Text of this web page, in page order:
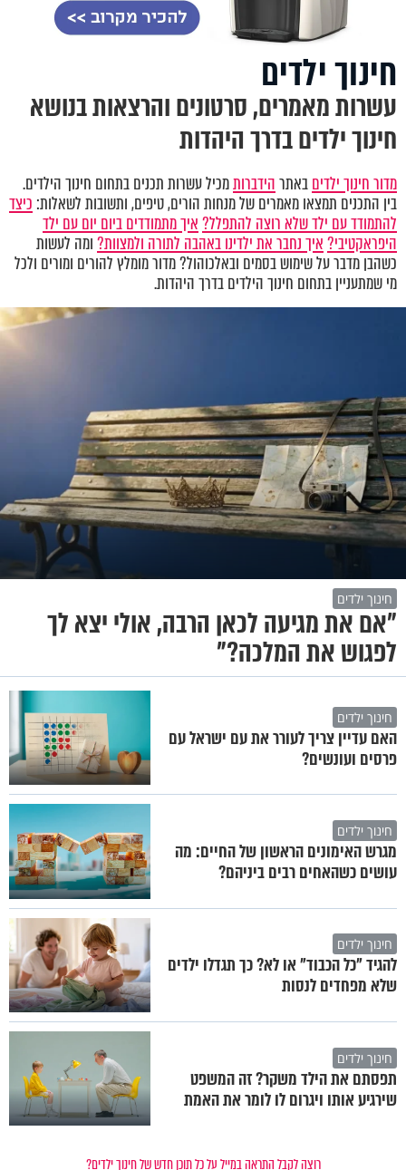
חינוך ילדים
עשרות מאמרים, סרטונים והרצאות בנושא
חינוך ילדים בדרך היהדות
מדור חינוך ילדיםבאתרהידברותמכיל עשרות תכנים בתחום חינוך הילדים.
בין התכנים תמצאו מאמרים של מנחות הורים, טיפים, ותשובות לשאלות: כיצד
להתמודד עם ילד שלא רוצה להתפלל?איך מתמודדים ביום יום עם ילד
היפראקטיבי?איך נחבר את ילדינו באהבה לתורה ולמצוות?ומה לעשות
כשהבן מדבר על שימוש בסמים ובאלכוהול? מדור מומלץ להורים ומורים ולכל
מי שמתעניין בתחום חינוך הילדים בדרך היהדות.
חינוך ילדים
"אם את מגיעה לכאן הרבה, אולי יצא לך
לפגוש את המלכה?"
חינוך ילדים
האם עדיין צריך לעורר את עם ישראל עם
פרסים ועונשים?
חינוך ילדים
מגרש האימונים הראשון של החיים: מה
עושים כשהאחים רבים ביניהם?
חינוך ילדים
להגיד "כל הכבוד" או לא? כך תגדלו ילדים
שלא מפחדים לנסות
חינוך ילדים
תפסתם את הילד משקר? זה המשפט
שירגיע אותו ויגרום לו לומר את האמת
רוצה לקבל התראה במייל על כל תוכן חדש של חינוך ילדים?